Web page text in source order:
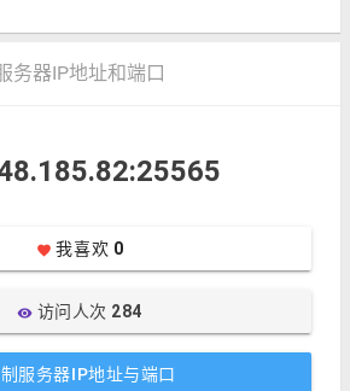
务器IP地址和端口
favorite 我喜欢 0
visibility访问人次 284
服务器IP地址与端口